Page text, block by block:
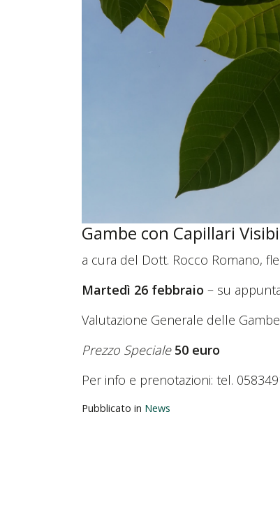
Gambe con Capillari
a cura del Dott. Rocco Romano,
Martedì 26 febbraio – su
Valutazione Generale delle
Prezzo Speciale50 euro
Per info e prenotazioni: tel.
Pubblicato in News